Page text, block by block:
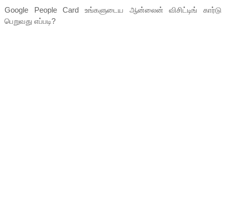
Google People Card உங்களுடைய ஆன்லைன் விசிட்டிங் கார்டு
பெறுவது எப்படி?